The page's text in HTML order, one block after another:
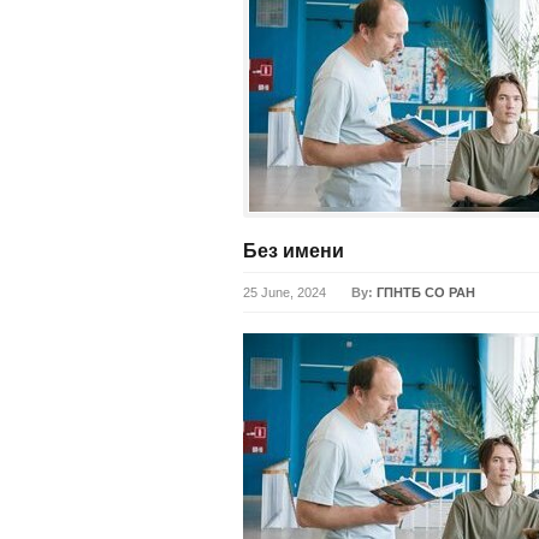
Без имени
25 June, 2024 By: ГПНТБ СО РАН